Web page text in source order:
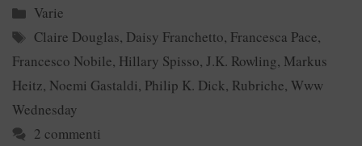
Categorie
Varie
Tag
Claire Douglas, Daisy Franchetto, Francesca Pace,
Francesco Nobile, Hillary Spisso, J.K. Rowling, Markus
Heitz, Noemi Gastaldi, Philip K. Dick, Rubriche, Www
Wednesday
2 commenti